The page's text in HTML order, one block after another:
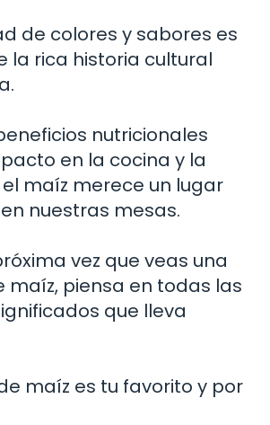
de colores y sabores es
la rica historia cultural
nutricionales
en la cocina y la
maíz merece un lugar
nuestras mesas.
vez que veas una
maíz, piensa en todas las
que lleva
maíz es tu favorito y por